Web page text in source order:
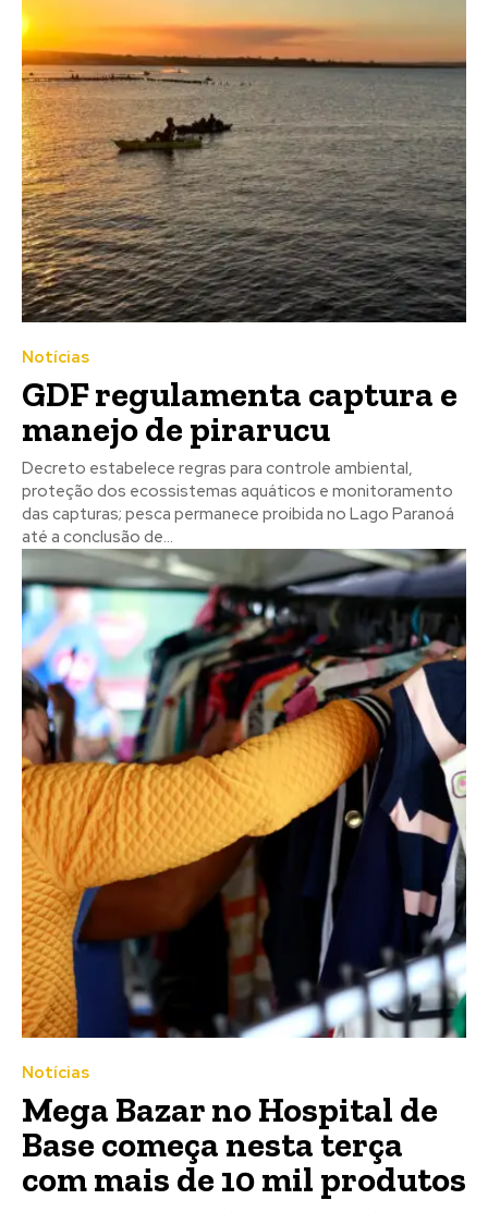
Notícias
GDF regulamenta captura e
manejo de pirarucu
Decreto estabelece regras para controle ambiental,
proteção dos ecossistemas aquáticos e monitoramento
das capturas; pesca permanece proibida no Lago Paranoá
até a conclusão de...
Notícias
Mega Bazar no Hospital de
Base começa nesta terça
com mais de 10 mil produtos